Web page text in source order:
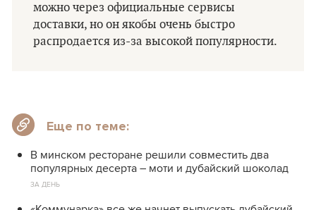
можно через официальные сервисы
доставки, но он якобы очень быстро
распродается из-за высокой популярности.
Еще по теме:
В минском ресторане решили совместить два
популярных десерта – моти и дубайский шоколад
ЗА ДЕНЬ